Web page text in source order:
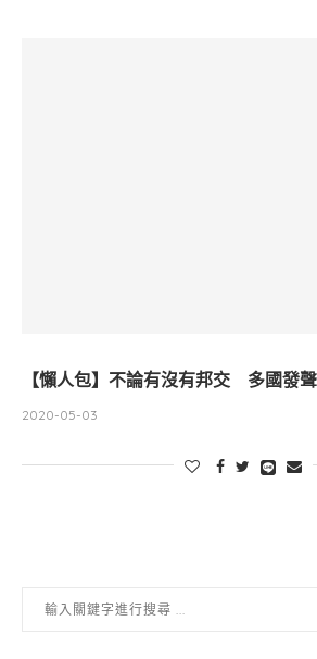
【懶人包】不論有沒有邦交 多國發
2020-05-03